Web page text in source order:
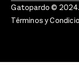
Gatopardo ©
Términos y